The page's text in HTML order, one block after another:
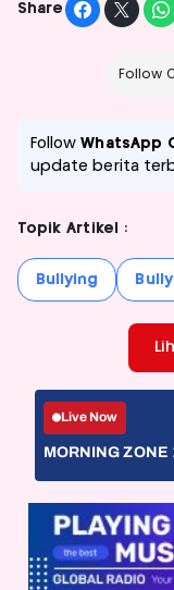
Share
Follow
FollowWhatsApp
update berita
Topik Artikel :
Bullying Bully
Live Now
MORNING ZONE